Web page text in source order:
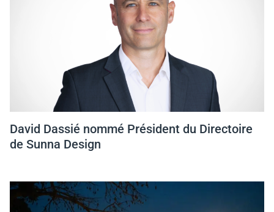
David Dassié nommé Président du Directoire
de Sunna Design